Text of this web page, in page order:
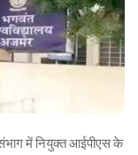
में नियुक्त आईपीएस के